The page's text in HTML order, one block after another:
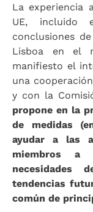
La experiencia
UE, incluido
conclusiones
Lisboa en el
manifiesto el
una
y con la
propone en la
de medidas
ayudar a las
miembros a
tendencias
común de